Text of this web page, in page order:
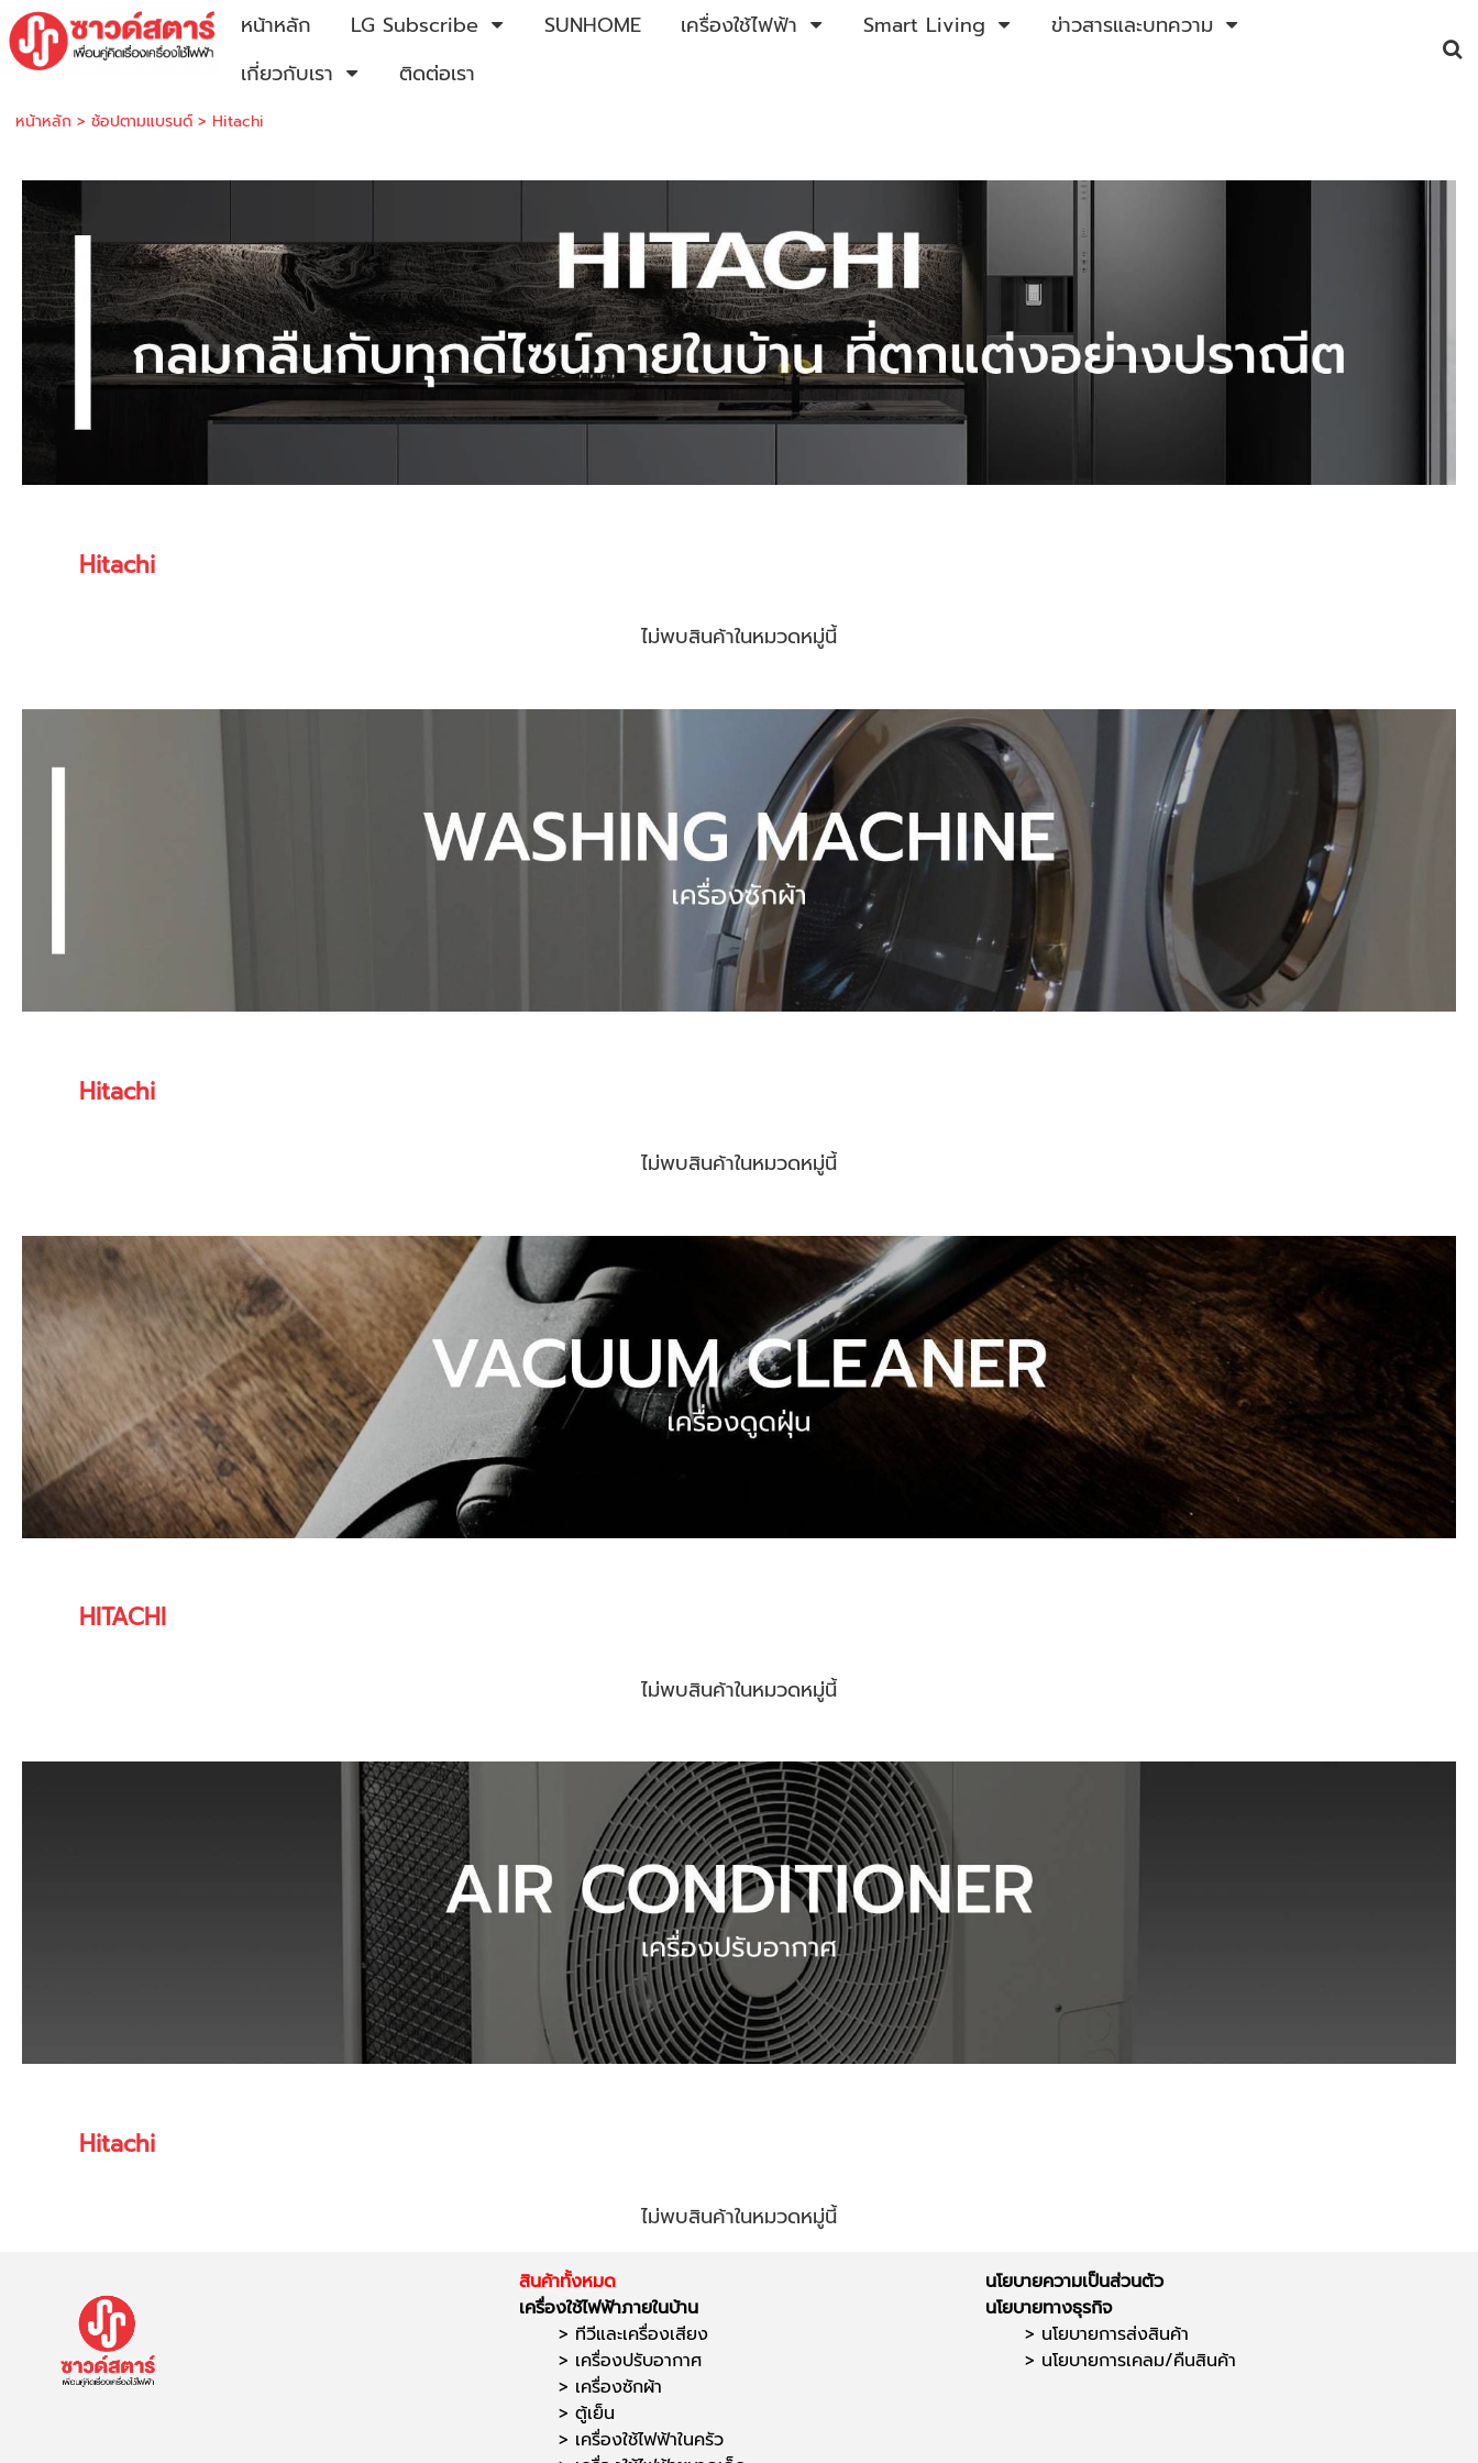
หน้าหลัก LG Subscribe SUNHOME เครื่องใช้ไฟฟ้า Smart Living
ข่าวสารและบทความ
เกี่ยวกับเรา
ติดต่อเรา
หน้าหลัก > ช้อปตามแบรนด์> Hitachi
Hitachi
ไม่พบสินค้าในหมวดหมู่นี้
Hitachi
ไม่พบสินค้าในหมวดหมู่นี้
HITACHI
ไม่พบสินค้าในหมวดหมู่นี้
Hitachi
ไม่พบสินค้าในหมวดหมู่นี้
สินค้าทั้งหมด
เครื่องใช้ไฟฟ้าภายในบ้าน
> ทีวีและเครื่องเสียง
> เครื่องปรับอากาศ
> เครื่องซักผ้า
> ตู้เย็น
> เครื่องใช้ไฟฟ้าในครัว
นโยบายความเป็นส่วนตัว
นโยบายทางธุรกิจ
> นโยบายการส่งสินค้า
> นโยบายการเคลม/คืนสินค้า